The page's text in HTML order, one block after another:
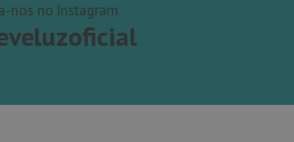
nos no Instagram